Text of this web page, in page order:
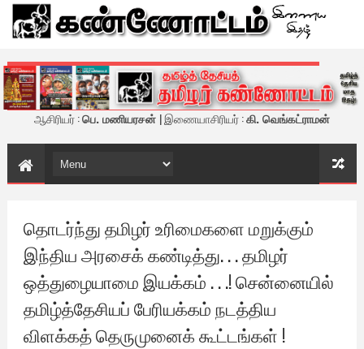
கண்ணோட்டம் - இணைய இதழ்
ஆசிரியர் :பெ. மணியரசன் | இணையாசிரியர் :கி. வெங்கட்ராமன்
தொடர்ந்து தமிழர் உரிமைகளை மறுக்கும்
இந்திய அரசைக் கண்டித்து. . . தமிழர்
ஒத்துழையாமை இயக்கம் . . .! சென்னையில்
தமிழ்த்தேசியப் பேரியக்கம் நடத்திய
விளக்கத் தெருமுனைக் கூட்டங்கள் !